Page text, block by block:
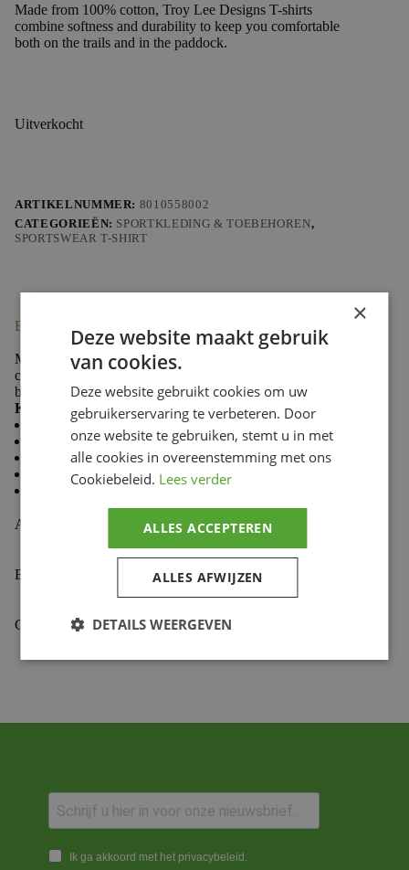
Made from 100% cotton, Troy Lee Designs T-shirts
combine softness and durability to keep you comfortable
both on the trails and in the paddock.
Uitverkocht
ARTIKELNUMMER: 8010558002
CATEGORIEËN: SPORTKLEDING & TOEBEHOREN,
SPORTSWEAR T-SHIRT
Beschrijving
Made from 100% cotton, Troy Lee Designs T-shirts
combine softness and durability to keep you comfortable
both on the trails and in the paddock.
Key features:
Casual style
Comfortable and durable fabric
Premium fit
Classic crew neck
Aanvullende informatie
Beoordelingen (0)
Gekoppelde Motoren
Ik ga akkoord met het privacybeleid.
×
Deze website maakt gebruik
van cookies.
Deze website gebruikt cookies om uw
gebruikerservaring te verbeteren. Door
onze website te gebruiken, stemt u in met
alle cookies in overeenstemming met ons
Cookiebeleid. Lees verder
ALLES ACCEPTEREN
ALLES AFWIJZEN
DETAILS WEERGEVEN